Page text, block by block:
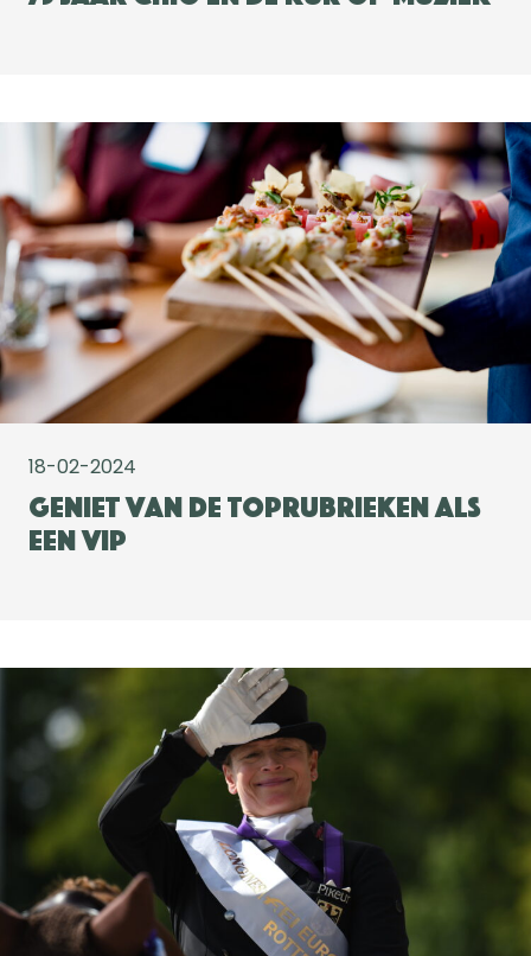
18-02-2024
Geniet van de toprubrieken als
een VIP